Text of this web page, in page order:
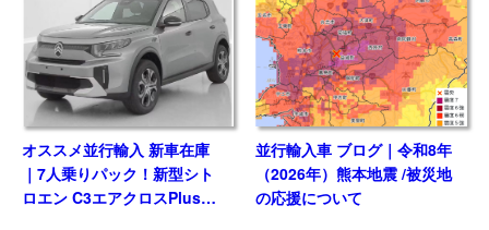
オススメ並行輸入 新車在庫
｜7人乗りパック！新型シト
ロエン C3エアクロスPlus
並行輸入車 ブログ｜令和8年
（2026年）熊本地震 /被災地
の応援について